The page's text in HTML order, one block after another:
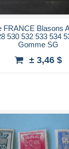
FRANCE Blasons
530 532 533 534
Gomme SG
± 3,46 $